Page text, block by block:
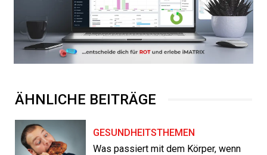
ÄHNLICHE BEITRÄGE
GESUNDHEITSTHEMEN
Was passiert mit dem Körper, wenn